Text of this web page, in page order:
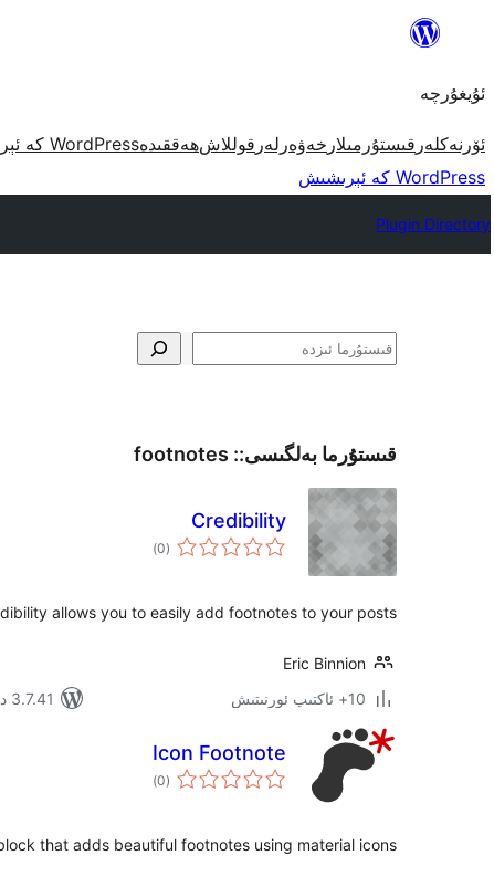
مەزمۇنغا
ئۇيغۇرچە
ئۆرنەكلەر قىستۇرمىلار خەۋەرلەر قوللاشھەققىدەWordPress كە ئېرىشىش
WordPress كە ئېرىشىش
Plugin Directory
ئىزدە
قىستۇرما بەلگىسى:: footnotes
Credibility
(0 ئومۇمىي
دەرىجە
)
allows you to easily add footnotes to your posts.
Eric Binnion
10+ ئاكتىپ ئورنىتىش
3.7.41 دا سىنالغان
Icon Footnote
(0 ئومۇمىي
دەرىجە
)
that adds beautiful footnotes using material icons..